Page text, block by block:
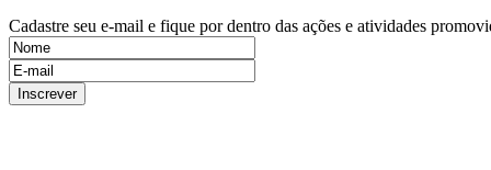
Cadastre seu e-mail e fique por dentro das ações e atividades